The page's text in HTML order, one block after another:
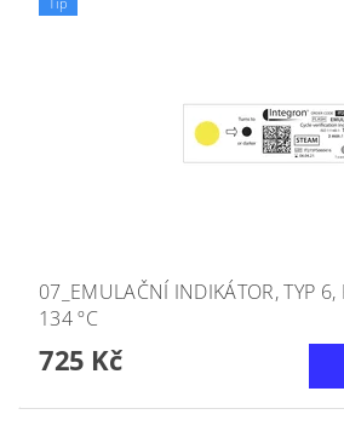
07_EMULAČNÍ INDIKÁTOR, TYP
134 ºC
725 Kč